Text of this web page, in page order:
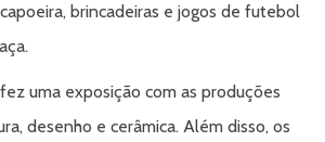
brincadeiras e jogos de futebol
uma exposição com as produções
desenho e cerâmica. Além disso, os